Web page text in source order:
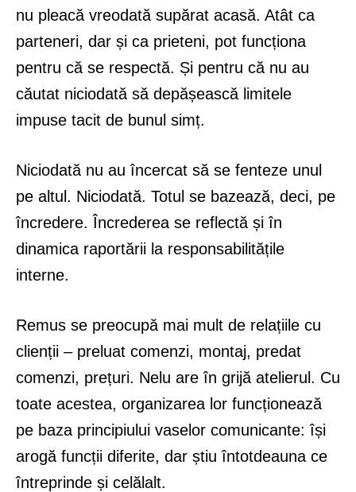
nu pleacă vreodată supărat acasă. Atât ca
parteneri, dar și ca prieteni, pot funcționa
pentru că se respectă. Și pentru că nu au
căutat niciodată să depășească limitele
impuse tacit de bunul simț.
Niciodată nu au încercat să se fenteze unul
pe altul. Niciodată. Totul se bazează, deci, pe
încredere. Încrederea se reflectă și în
dinamica raportării la responsabilitățile
interne.
Remus se preocupă mai mult de relațiile cu
clienții – preluat comenzi, montaj, predat
comenzi, prețuri. Nelu are în grijă atelierul. Cu
toate acestea, organizarea lor funcționează
pe baza principiului vaselor comunicante: își
arogă funcții diferite, dar știu întotdeauna ce
întreprinde și celălalt.